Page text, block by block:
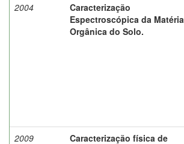
2004
Caracterização
Espectroscópica da Matéria
Orgânica do Solo.
2009
Caracterização física de